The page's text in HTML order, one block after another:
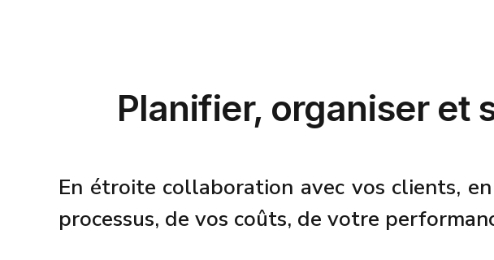
Planifier, organiser et
En étroite collaboration avec vos clients,
processus, de vos coûts, de votre